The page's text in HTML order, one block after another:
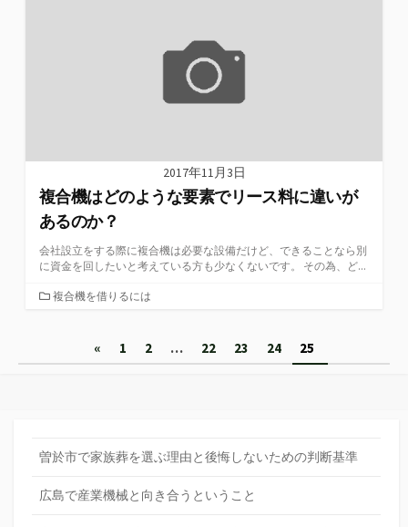
2017年11月3日
複合機はどのような要素でリース料に違いが
あるのか？
会社設立をする際に複合機は必要な設備だけど、できることなら別
に資金を回したいと考えている方も少なくないです。 その為、ど...
カ
ー
複合機を借りるには
« 1 2 … 22 23 24 25
曽於市で家族葬を選ぶ理由と後悔しないための判断基準
広島で産業機械と向き合うということ